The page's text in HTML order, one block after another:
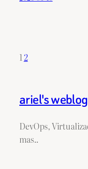
1 2
ariel's weblog
DevOps,
mas..